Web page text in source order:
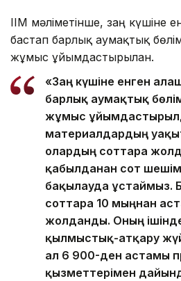
ІІМ мәліметінше, заң күшіне
бастап барлық аумақтық
жұмыс ұйымдастырылған.
«Заң күшіне енген
барлық аумақтық
жұмыс
материалдардың
олардың соттарға
қабылданған сот
бақылауда ұстаймыз.
соттарға 10 мыңнан
жолданды. Оның
қылмыстық-атқару
ал 6 900-ден астамы
қызметтерімен